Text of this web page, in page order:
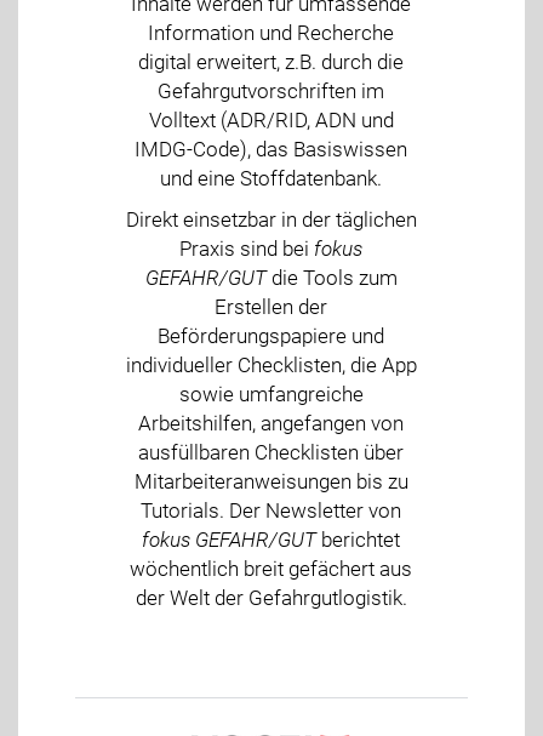
Information und Recherche
digital erweitert, z.B. durch die
Gefahrgutvorschriften im
Volltext (ADR/RID, ADN und
IMDG-Code), das Basiswissen
und eine Stoffdatenbank.
Direkt einsetzbar in der täglichen
Praxis sind bei fokus
GEFAHR/GUTdie Tools zum
Erstellen der
Beförderungspapiere und
individueller Checklisten, die App
sowie umfangreiche
Arbeitshilfen, angefangen von
ausfüllbaren Checklisten über
Mitarbeiteranweisungen bis zu
Tutorials. Der Newsletter von
fokus GEFAHR/GUTberichtet
wöchentlich breit gefächert aus
der Welt der Gefahrgutlogistik.